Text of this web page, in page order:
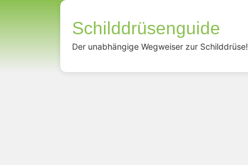
Schilddrüsenguide
Der unabhängige Wegweiser zur Schilddrüse!